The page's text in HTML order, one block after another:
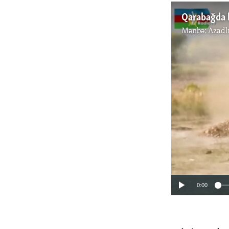
Mənbə:
0:00